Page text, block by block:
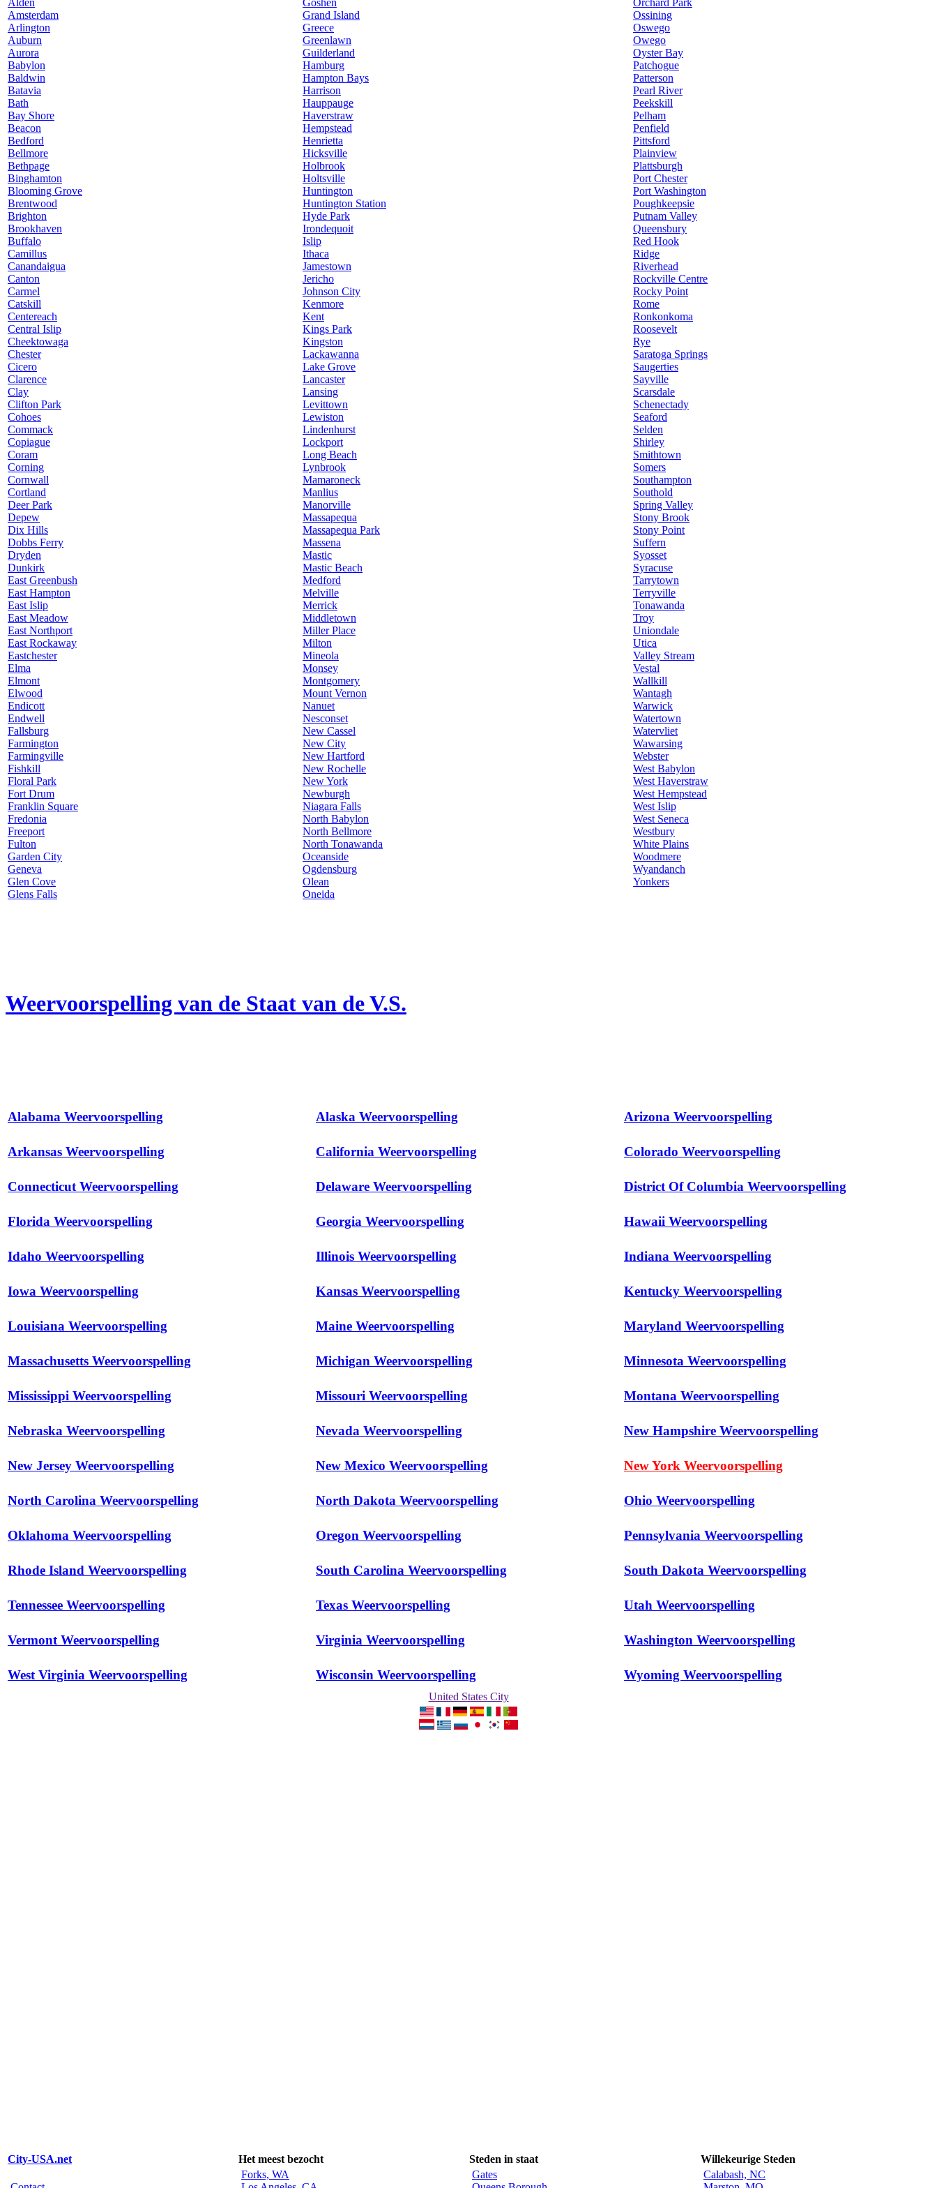
Amsterdam
Arlington
Auburn
Aurora
Babylon
Baldwin
Batavia
Bath
Bay Shore
Beacon
Bedford
Bellmore
Bethpage
Binghamton
Blooming Grove
Brentwood
Brighton
Brookhaven
Buffalo
Camillus
Canandaigua
Canton
Carmel
Catskill
Centereach
Central Islip
Cheektowaga
Chester
Cicero
Clarence
Clay
Clifton Park
Cohoes
Commack
Copiague
Coram
Corning
Cornwall
Cortland
Deer Park
Depew
Dix Hills
Dobbs Ferry
Dryden
Dunkirk
East Greenbush
East Hampton
East Islip
East Meadow
East Northport
East Rockaway
Eastchester
Elma
Elmont
Elwood
Endicott
Endwell
Fallsburg
Farmington
Farmingville
Fishkill
Floral Park
Fort Drum
Franklin Square
Fredonia
Freeport
Fulton
Garden City
Geneva
Glen Cove
Glens Falls
Grand Island
Greece
Greenlawn
Guilderland
Hamburg
Hampton Bays
Harrison
Hauppauge
Haverstraw
Hempstead
Henrietta
Hicksville
Holbrook
Holtsville
Huntington
Huntington Station
Hyde Park
Irondequoit
Islip
Ithaca
Jamestown
Jericho
Johnson City
Kenmore
Kent
Kings Park
Kingston
Lackawanna
Lake Grove
Lancaster
Lansing
Levittown
Lewiston
Lindenhurst
Lockport
Long Beach
Lynbrook
Mamaroneck
Manlius
Manorville
Massapequa
Massapequa Park
Massena
Mastic
Mastic Beach
Medford
Melville
Merrick
Middletown
Miller Place
Milton
Mineola
Monsey
Montgomery
Mount Vernon
Nanuet
Nesconset
New Cassel
New City
New Hartford
New Rochelle
New York
Newburgh
Niagara Falls
North Babylon
North Bellmore
North Tonawanda
Oceanside
Ogdensburg
Olean
Oneida
Ossining
Oswego
Owego
Oyster Bay
Patchogue
Patterson
Pearl River
Peekskill
Pelham
Penfield
Pittsford
Plainview
Plattsburgh
Port Chester
Port Washington
Poughkeepsie
Putnam Valley
Queensbury
Red Hook
Ridge
Riverhead
Rockville Centre
Rocky Point
Rome
Ronkonkoma
Roosevelt
Rye
Saratoga Springs
Saugerties
Sayville
Scarsdale
Schenectady
Seaford
Selden
Shirley
Smithtown
Somers
Southampton
Southold
Spring Valley
Stony Brook
Stony Point
Suffern
Syosset
Syracuse
Tarrytown
Terryville
Tonawanda
Troy
Uniondale
Utica
Valley Stream
Vestal
Wallkill
Wantagh
Warwick
Watertown
Watervliet
Wawarsing
Webster
West Babylon
West Haverstraw
West Hempstead
West Islip
West Seneca
Westbury
White Plains
Woodmere
Wyandanch
Yonkers
Weervoorspelling van de Staat van de V.S.
Alabama Weervoorspelling Alaska Weervoorspelling Arizona Weervoorspelling
Arkansas Weervoorspelling California Weervoorspelling Colorado Weervoorspelling
Connecticut Weervoorspelling Delaware Weervoorspelling District Of Columbia Weervoorspelling
Florida Weervoorspelling Georgia Weervoorspelling Hawaii Weervoorspelling
Idaho Weervoorspelling Illinois Weervoorspelling Indiana Weervoorspelling
Iowa Weervoorspelling Kansas Weervoorspelling Kentucky Weervoorspelling
Louisiana Weervoorspelling Maine Weervoorspelling Maryland Weervoorspelling
Massachusetts Weervoorspelling Michigan Weervoorspelling Minnesota Weervoorspelling
Mississippi Weervoorspelling Missouri Weervoorspelling Montana Weervoorspelling
Nebraska Weervoorspelling Nevada Weervoorspelling New Hampshire Weervoorspelling
New Jersey Weervoorspelling New Mexico Weervoorspelling New York Weervoorspelling
North Carolina Weervoorspelling North Dakota Weervoorspelling Ohio Weervoorspelling
Oklahoma Weervoorspelling Oregon Weervoorspelling Pennsylvania Weervoorspelling
Rhode Island Weervoorspelling South Carolina Weervoorspelling South Dakota Weervoorspelling
Tennessee Weervoorspelling Texas Weervoorspelling Utah Weervoorspelling
Vermont Weervoorspelling Virginia Weervoorspelling Washington Weervoorspelling
West Virginia Weervoorspelling Wisconsin Weervoorspelling Wyoming Weervoorspelling
United States City
City-USA.net Het meest bezocht Steden in staat Willekeurige Steden
Forks, WA
Gates
Calabash, NC